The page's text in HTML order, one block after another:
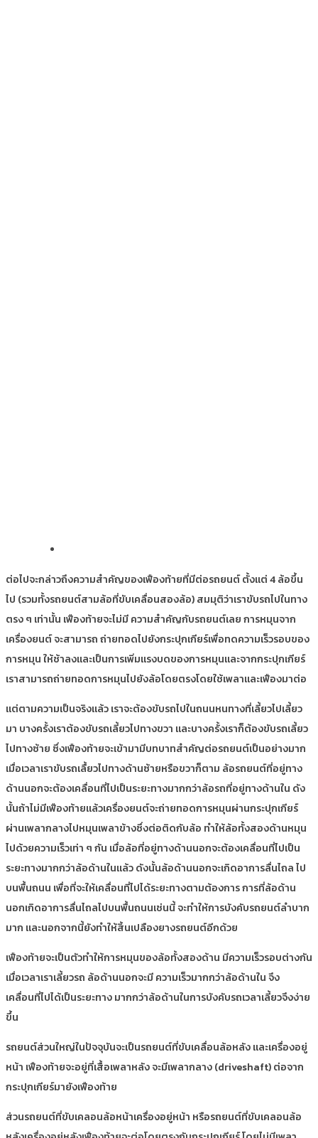
ต่อไปจะกล่าวถึงความสำคัญของเฟืองท้ายที่มีต่อรถยนต์ ตั้งแต่ 4 ล้อขึ้น
ไป (รวมทั้งรถยนต์สามล้อที่ขับเคลื่อนสองล้อ) สมมุติว่าเราขับรถไปในทาง
ตรง ๆ เท่านั้น เฟืองท้ายจะไม่มี ความสำคัญกับรถยนต์เลย การหมุนจาก
เครื่องยนต์ จะสามารถ ถ่ายทอดไปยังกระปุกเกียร์เพื่อทดความเร็วรอบของ
การหมุน ให้ช้าลงและเป็นการเพิ่มแรงบดของการหมุนและจากกระปุกเกียร์
เราสามารถถ่ายทอดการหมุนไปยังล้อโดยตรงโดยใช้เพลาและเฟืองมาต่อ
แต่ตามความเป็นจริงแล้ว เราจะต้องขับรถไปในถนนหนทางที่เลี้ยวไปเลี้ยว
มา บางครั้งเราต้องขับรถเลี้ยวไปทางขวา และบางครั้งเราก็ต้องขับรถเลี้ยว
ไปทางซ้าย ซึ่งเฟืองท้ายจะเข้ามามีบทบาทสำคัญต่อรถยนต์เป็นอย่างมาก
เมื่อเวลาเราขับรถเลื้ยวไปทางด้านซ้ายหรือขวาก็ตาม ล้อรถยนต์ที่อยู่ทาง
ด้านนอกจะต้องเคลื่อนที่ไปเป็นระยะทางมากกว่าล้อรถที่อยู่ทางด้านใน ดัง
นั้นถ้าไม่มีเฟืองท้ายแล้วเครื่องยนต์จะถ่ายทอดการหมุนผ่านกระปุกเกียร์
ผ่านเพลากลางไปหมุนเพลาข้างซึ่งต่อติดกับล้อ ทำให้ล้อทั้งสองด้านหมุน
ไปด้วยความเร็วเท่า ๆ กัน เมื่อล้อที่อยู่ทางด้านนอกจะต้องเคลื่อนที่ไปเป็น
ระยะทางมากกว่าล้อด้านในแล้ว ดังนั้นล้อด้านนอกจะเกิดอาการลื่นไถล ไป
บนพื้นถนน เพื่อที่จะให้เคลื่อนที่ไปได้ระยะทางตามต้องการ การที่ล้อด้าน
นอกเกิดอาการลื่นไถลไปบนพื้นถนนเช่นนี้ จะทำให้การบังคับรถยนต์ลำบาก
มาก และนอกจากนี้ยังทำให้สิ้นเปลืองยางรถยนต์อีกด้วย
เฟืองท้ายจะเป็นตัวทำให้การหมุนของล้อทั้งสองด้าน มีความเร็วรอบต่างกัน
เมื่อเวลาเราเลี้ยวรถ ล้อด้านนอกจะมี ความเร็วมากกว่าล้อด้านใน จึง
เคลื่อนที่ไปได้เป็นระยะทาง มากกว่าล้อด้านในการบังคับรถเวลาเลี้ยวจึงง่าย
ขึ้น
รถยนต์ส่วนใหญ่ในปัจจุบันจะเป็นรถยนต์ที่ขับเคลื่อนล้อหลัง และเครื่องอยู่
หน้า เฟืองท้ายจะอยู่ที่เสื้อเพลาหลัง จะมีเพลากลาง (driveshaft) ต่อจาก
กระปุกเกียร์มายังเฟืองท้าย
ส่วนรถยนต์ที่ขับเคลอนล้อหน้าเครื่องอยู่หน้า หรือรถยนต์ที่ขับเคลอนล้อ